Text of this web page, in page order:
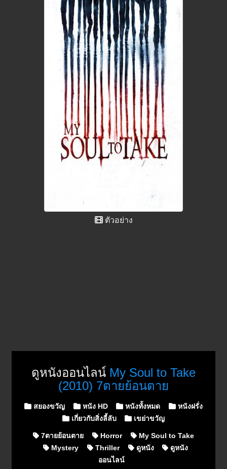
ตัวอย่าง
ดูหนังออนไลน์ My Soul to Take
(2010) 7ตายย้อนตาย
Posted in
สยองขวัญ หนัง HD หนังทั้งหมด
หนังฝรั่ง
เกี่ยวกับสิ่งลี้ลับ
เขย่าขวัญ
7ตายย้อนตาย Horror
My Soul to Take
Mystery
Thriller ดูหนัง
ดูหนัง
ออนไลน์